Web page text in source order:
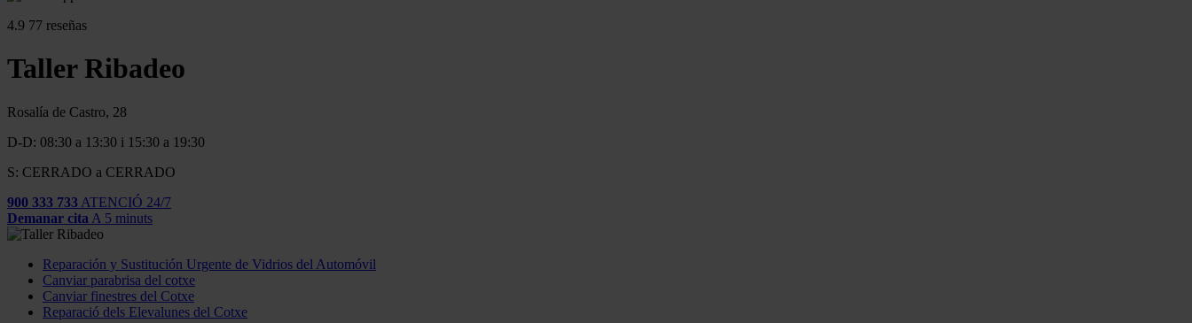
4.9 77 reseñas
Taller Ribadeo
Rosalía de Castro, 28
D-D: 08:30 a 13:30 i 15:30 a 19:30
S: CERRADO a CERRADO
900 333 733 ATENCIÓ 24/7
Demanar cita A 5 minuts
Reparación y Sustitución Urgente de Vidrios del Automóvil
Canviar parabrisa del cotxe
Canviar finestres del Cotxe
Reparació dels Elevalunes del Cotxe